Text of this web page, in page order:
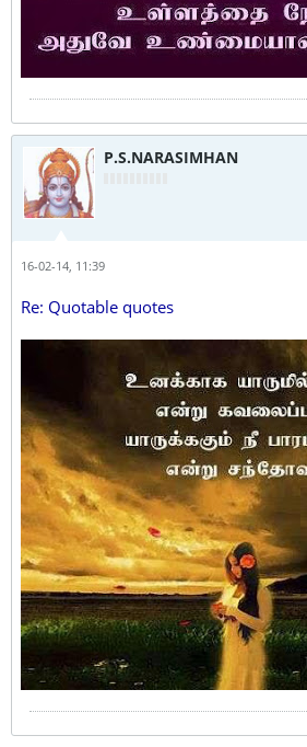
P.S.NARASIMHAN
16-02-14, 11:39
Re: Quotable quotes